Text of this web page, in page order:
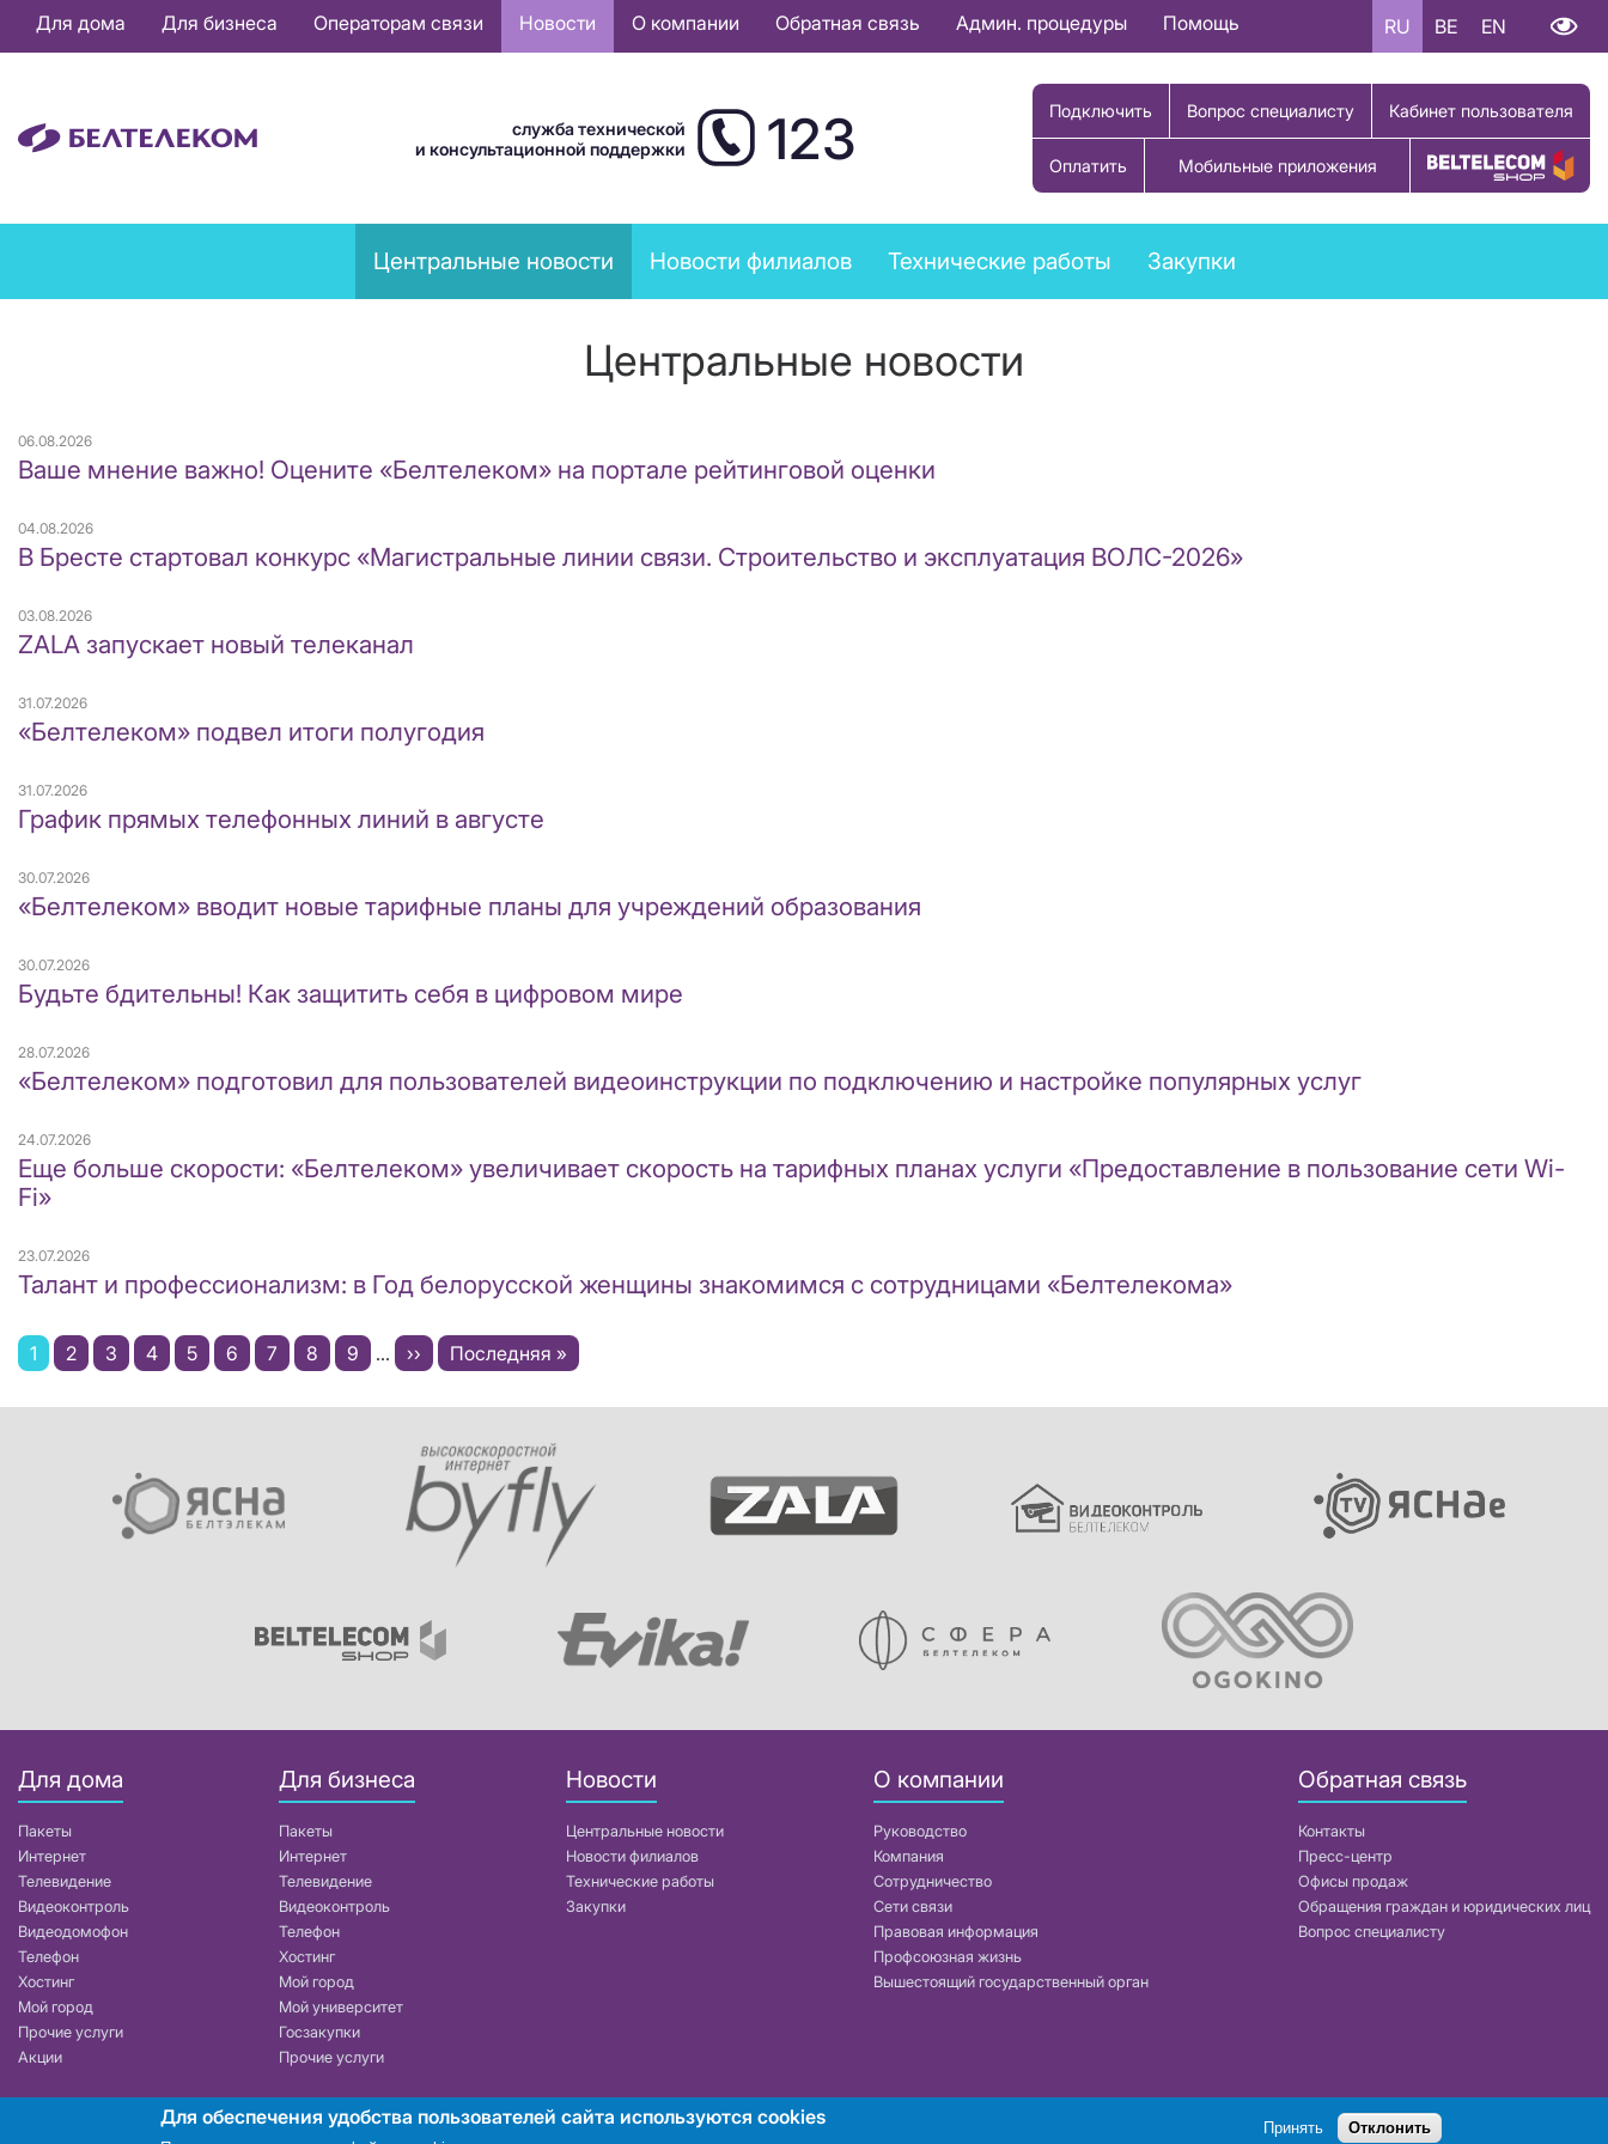
Основная
навигация
Для дома Для бизнеса Операторам связи Новости О компании Обратная связь Админ. процедуры Помощь RU BE EN
служба технической
и консультационной поддержки
123 Подключить Вопрос специалисту Кабинет пользователя
Оплатить Мобильные приложения Купить товар
News
menu
Центральные новости Новости филиалов Технические работы Закупки
Центральные новости
06.08.2026
Ваше мнение важно! Оцените «Белтелеком» на портале рейтинговой оценки
04.08.2026
В Бресте стартовал конкурс «Магистральные линии связи. Строительство и эксплуатация ВОЛС-2026»
03.08.2026
ZALA запускает новый телеканал
31.07.2026
«Белтелеком» подвел итоги полугодия
31.07.2026
График прямых телефонных линий в августе
30.07.2026
«Белтелеком» вводит новые тарифные планы для учреждений образования
30.07.2026
Будьте бдительны! Как защитить себя в цифровом мире
28.07.2026
«Белтелеком» подготовил для пользователей видеоинструкции по подключению и настройке популярных услуг
24.07.2026
Еще больше скорости: «Белтелеком» увеличивает скорость на тарифных планах услуги «Предоставление в пользование сети Wi-
Fi»
23.07.2026
Талант и профессионализм: в Год белорусской женщины знакомимся с сотрудницами «Белтелекома»
Нумерация
страниц
Текущая
1 Page
2 Page
3 Page
4 Page
5 Page
6 Page
7 Page
8 Page
9 …
Следующая
››
Последняя
Последняя »
Для дома
Пакеты
Интернет
Телевидение
Видеоконтроль
Видеодомофон
Телефон
Хостинг
Мой город
Прочие услуги
Акции
Для бизнеса
Пакеты
Интернет
Телевидение
Видеоконтроль
Телефон
Хостинг
Мой город
Мой университет
Госзакупки
Прочие услуги
Новости
Центральные новости
Новости филиалов
Технические работы
Закупки
О компании
Руководство
Компания
Сотрудничество
Сети связи
Правовая информация
Профсоюзная жизнь
Вышестоящий государственный орган
Обратная связь
Контакты
Пресс-центр
Офисы продаж
Обращения граждан и юридических лиц
Вопрос специалисту
РУП «Белтелеком». УНП 101007741 Поиск
Для обеспечения удобства пользователей сайта используются cookies Принять Отклонить